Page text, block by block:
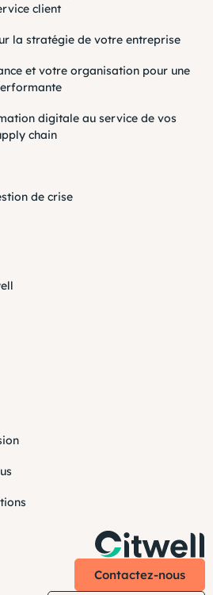
client
la stratégie de votre entreprise
et votre organisation pour une
digitale au service de vos
chain
de crise
Contactez-nous